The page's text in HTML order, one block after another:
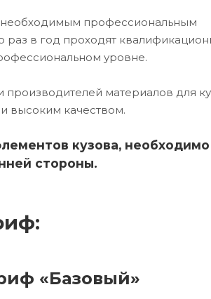
необходимым профессиональным
в год проходят
уровне.
материалов для
высоким качеством.
кузова, необходимо
стороны.
«Базовый»